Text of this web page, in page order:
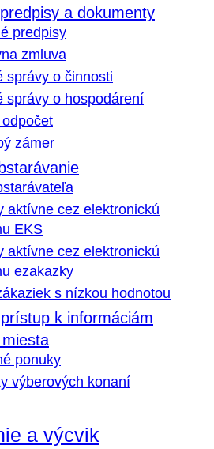
a dokumenty
predpisy
zmluva
správy o činnosti
správy o hospodárení
zámer
aktívne cez elektronickú
EKS
aktívne cez elektronickú
ezakazky
s nízkou hodnotou
k informáciám
ponuky
výberových konaní
a výcvik